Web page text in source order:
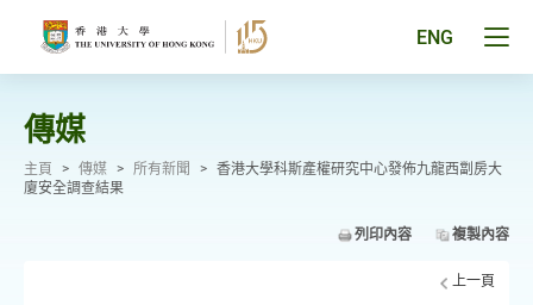
ENG
傳媒
主頁 > 傳媒 > 所有新聞 > 香港大學科斯產權研究中心發佈九龍西劏房大
廈安全調查結果
列印內容 複製內容
上一頁